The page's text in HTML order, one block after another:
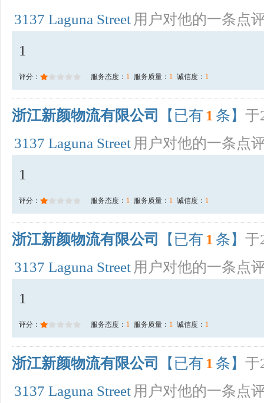
3137 Laguna Street 用户对他的一条点
1
评分： 服务态度： 1 服务质量： 1 诚信度： 1
浙江新颜物流有限公司 【已有 1 条】 于
3137 Laguna Street 用户对他的一条点
1
评分： 服务态度： 1 服务质量： 1 诚信度： 1
浙江新颜物流有限公司 【已有 1 条】 于
3137 Laguna Street 用户对他的一条点
1
评分： 服务态度： 1 服务质量： 1 诚信度： 1
浙江新颜物流有限公司 【已有 1 条】 于
3137 Laguna Street 用户对他的一条点